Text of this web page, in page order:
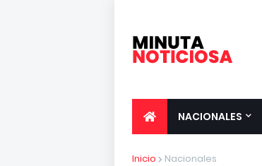
NACIONALES
Inicio Nacionales